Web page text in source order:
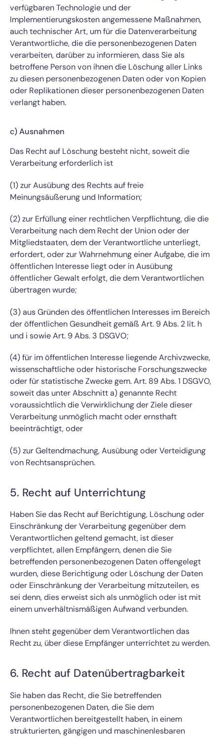
verfügbaren Technologie und der
Implementierungskosten angemessene Maßnahmen,
auch technischer Art, um für die Datenverarbeitung
Verantwortliche, die die personenbezogenen Daten
verarbeiten, darüber zu informieren, dass Sie als
betroffene Person von ihnen die Löschung aller Links
zu diesen personenbezogenen Daten oder von Kopien
oder Replikationen dieser personenbezogenen Daten
verlangt haben.
c) Ausnahmen
Das Recht auf Löschung besteht nicht, soweit die
Verarbeitung erforderlich ist
(1) zur Ausübung des Rechts auf freie
Meinungsäußerung und Information;
(2) zur Erfüllung einer rechtlichen Verpflichtung, die die
Verarbeitung nach dem Recht der Union oder der
Mitgliedstaaten, dem der Verantwortliche unterliegt,
erfordert, oder zur Wahrnehmung einer Aufgabe, die im
öffentlichen Interesse liegt oder in Ausübung
öffentlicher Gewalt erfolgt, die dem Verantwortlichen
übertragen wurde;
(3) aus Gründen des öffentlichen Interesses im Bereich
der öffentlichen Gesundheit gemäß Art. 9 Abs. 2 lit. h
und i sowie Art. 9 Abs. 3 DSGVO;
(4) für im öffentlichen Interesse liegende Archivzwecke,
wissenschaftliche oder historische Forschungszwecke
oder für statistische Zwecke gem. Art. 89 Abs. 1 DSGVO,
soweit das unter Abschnitt a) genannte Recht
voraussichtlich die Verwirklichung der Ziele dieser
Verarbeitung unmöglich macht oder ernsthaft
beeinträchtigt, oder
(5) zur Geltendmachung, Ausübung oder Verteidigung
von Rechtsansprüchen.
5. Recht auf Unterrichtung
Haben Sie das Recht auf Berichtigung, Löschung oder
Einschränkung der Verarbeitung gegenüber dem
Verantwortlichen geltend gemacht, ist dieser
verpflichtet, allen Empfängern, denen die Sie
betreffenden personenbezogenen Daten offengelegt
wurden, diese Berichtigung oder Löschung der Daten
oder Einschränkung der Verarbeitung mitzuteilen, es
sei denn, dies erweist sich als unmöglich oder ist mit
einem unverhältnismäßigen Aufwand verbunden.
Ihnen steht gegenüber dem Verantwortlichen das
Recht zu, über diese Empfänger unterrichtet zu werden.
6. Recht auf Datenübertragbarkeit
Sie haben das Recht, die Sie betreffenden
personenbezogenen Daten, die Sie dem
Verantwortlichen bereitgestellt haben, in einem
strukturierten, gängigen und maschinenlesbaren